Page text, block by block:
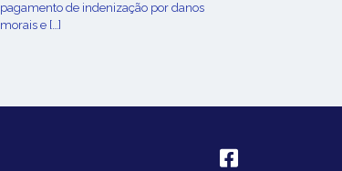
pagamento de indenização por danos
morais e […]